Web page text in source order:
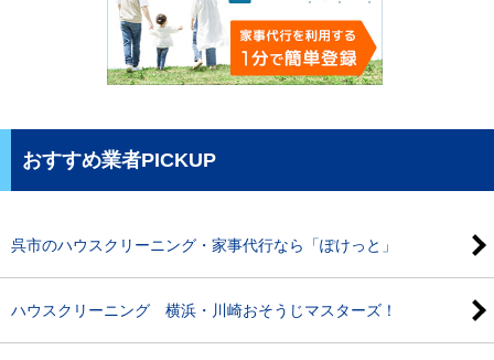
おすすめ業者PICKUP
呉市のハウスクリーニング・家事代行なら「ぽけっと」
ハウスクリーニング 横浜・川崎おそうじマスターズ！